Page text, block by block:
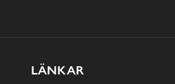
LÄNKAR